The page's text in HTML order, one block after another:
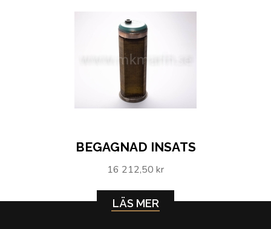
BEGAGNAD INSATS
16 212,50 kr
LÄS MER